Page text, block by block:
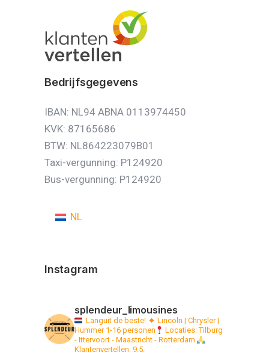
Bedrijfsgegevens
IBAN: NL94 ABNA 0113974450
KVK: 87165686
BTW: NL864223079B01
Taxi-vergunning: P124920
Bus-vergunning: P124920
NL
Instagram
splendeur_limousines
Languit de beste!
Lincoln | Chrysler |
Hummer 1-16 personen
Locaties: Tilburg
- Ittervoort - Maastricht - Rotterdam
Klantenvertellen: 9.5.